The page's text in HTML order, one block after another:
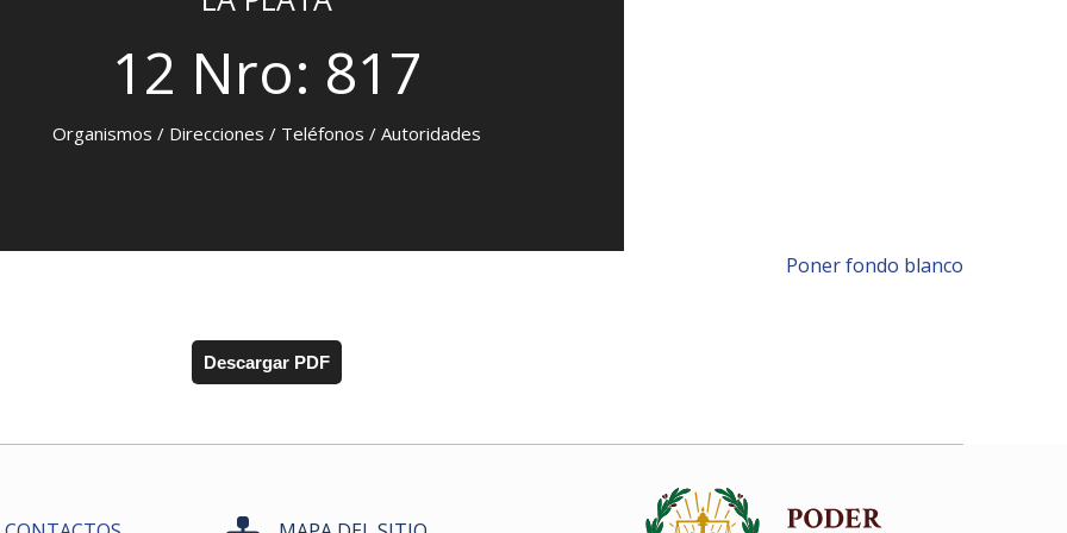
12 Nro: 817
Organismos / Direcciones / Teléfonos / Autoridades
Poner fondo blanco
Descargar PDF